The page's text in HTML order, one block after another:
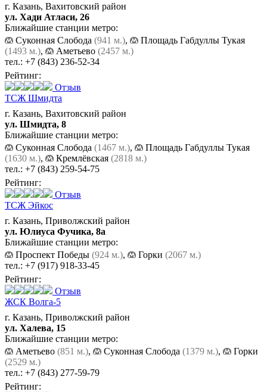
г. Казань, Вахитовский район
ул. Хади Атласи, 26
Ближайшие станции метро:
Суконная Слобода (941 м.),
Площадь Габдуллы Тукая
(1493 м.), Аметьево (2457 м.)
тел.: +7 (843) 236-52-34
Рейтинг:
Отзыв
ТСЖ Шмидта
г. Казань, Вахитовский район
ул. Шмидта, 8
Ближайшие станции метро:
Суконная Слобода (1467 м.),
Площадь Габдуллы Тукая
(1630 м.), Кремлёвская (2818 м.)
тел.: +7 (843) 259-54-75
Рейтинг:
Отзыв
ТСЖ Эйкос
г. Казань, Приволжский район
ул. Юлиуса Фучика, 8а
Ближайшие станции метро:
Проспект Победы (924 м.), Горки (2067 м.)
тел.: +7 (917) 918-33-45
Рейтинг:
Отзыв
ЖСК Волга-5
г. Казань, Приволжский район
ул. Халева, 15
Ближайшие станции метро:
Аметьево (851 м.), Суконная Слобода (1379 м.),
Горки
(2529 м.)
тел.: +7 (843) 277-59-79
Рейтинг: